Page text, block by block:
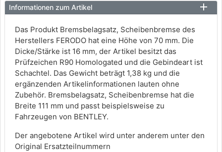
Informationen zum Artikel
Das Produkt Bremsbelagsatz, Scheibenbremse des
Herstellers FERODO hat eine Höhe von 70 mm. Die
Dicke/Stärke ist 16 mm, der Artikel besitzt das
Prüfzeichen R90 Homologated und die Gebindeart ist
Schachtel. Das Gewicht beträgt 1,38 kg und die
ergänzenden Artikelinformationen lauten ohne
Zubehör. Bremsbelagsatz, Scheibenbremse hat die
Breite 111 mm und passt beispielsweise zu
Fahrzeugen von BENTLEY.
Der angebotene Artikel wird unter anderem unter den
Original Ersatzteilnummern